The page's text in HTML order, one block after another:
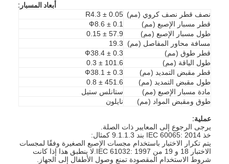
أبعاد المسبار:
نصف قطر نصف كروي (مم) R4.3 ± 0.05
قطر مسبار الإصبع (مم)
Ф8.6 ± 0.1
طول مسبار الإصبع (مم)
57.9 ± 0.15
مسافة محاور المفاصل (مم)
19.3
قطر طوق (مم)
Ф38.4 ± 0.3
طول الياقة (مم)
101.6 ± 0.3
قطر مقبض التمديد (مم)
Ф38.1 ± 0.3
طول مقبض التمديد (مم)
451.6 ± 0.8
مادة مسبار الإصبع (مم)
ستانلس ستيل
طوق ومقبض المواد (مم)
نايلون
عملية:
يرجى الرجوع إلى المعايير ذات الصلة.
خذ IEC 60065: 2014 بند 9.1.1.3 كمثال:
يتم تكرار الاختبار باستخدام مجسات الإصبع الصغيرة وفقًا لمجسات
الاختبار 18 و 19 من IEC 61032: 1997.لا ينطبق هذا إذا كانت
شروط الاستخدام المقصودة تمنع وصول الأطفال إلى الجهاز.